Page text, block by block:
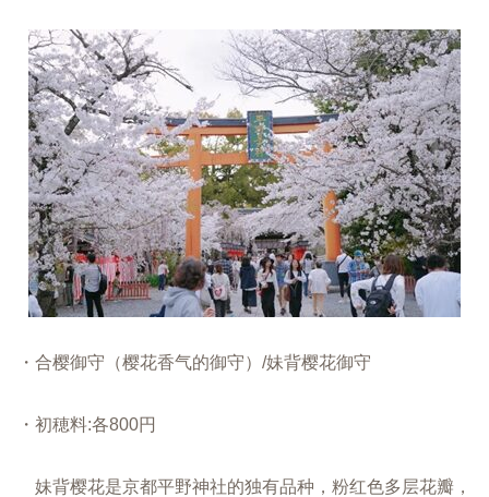
・合樱御守（樱花香气的御守）/妹背樱花御守
・初穂料:各800円
妹背樱花是京都平野神社的独有品种，粉红色多层花瓣，